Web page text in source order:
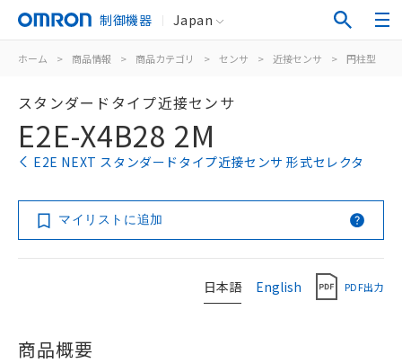
制御機器 Japan
ホーム > 商品情報 > 商品カテゴリ > センサ > 近接センサ > 円柱型
スタンダードタイプ近接センサ
E2E-X4B28 2M
E2E NEXT スタンダードタイプ近接センサ 形式セレクタ
マイリストに追加
日本語 English PDF出力
商品概要